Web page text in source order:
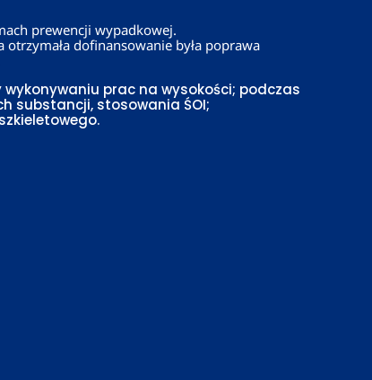
prewencji wypadkowej.
otrzymała dofinansowanie była poprawa
prac na wysokości; podczas
substancji, stosowania ŚOI;